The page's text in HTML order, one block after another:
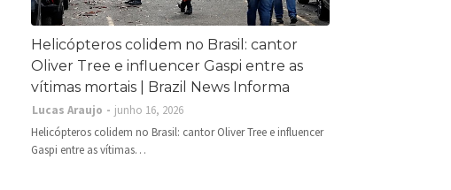
Helicópteros colidem no Brasil: cantor
Oliver Tree e influencer Gaspi entre as
vítimas mortais | Brazil News Informa
Lucas Araujo
junho 16, 2026
Helicópteros colidem no Brasil: cantor Oliver Tree e influencer
Gaspi entre as vítimas…